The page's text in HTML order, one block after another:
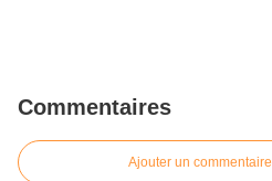
Commentaires
Ajouter un commentaire